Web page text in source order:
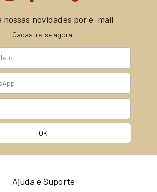
nossas novidades por e-mail
Cadastre-se agora!
Ajuda e Suporte